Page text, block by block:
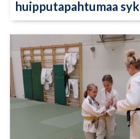
huipputapahtumaa